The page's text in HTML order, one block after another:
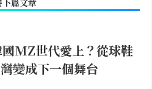
下篇文章
MZ世代愛上？從球鞋
變成下一個舞台